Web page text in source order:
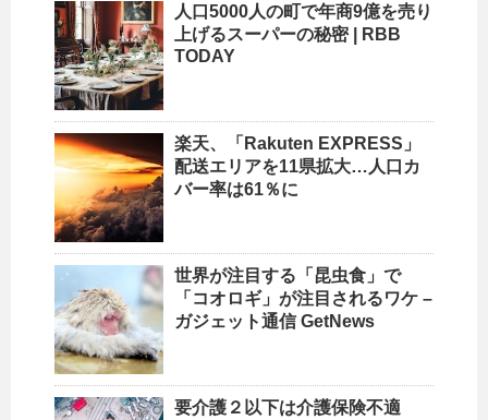
人口 5000人の町で年商9億を売り
上げるスーパーの秘密 | RBB
TODAY
楽天、「Rakuten EXPRESS」
配送エリアを11県拡大… 人口 カ
バー率は61％に
世界が注目する「昆虫食」で
「コオロギ」が注目されるワケ –
ガジェット通信 GetNews
要介護２以下は介護保険不適